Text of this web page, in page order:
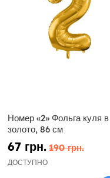
Номер «2» Фольга куля в
золото, 86 см
67 грн. 190 грн.
ДОСТУПНО